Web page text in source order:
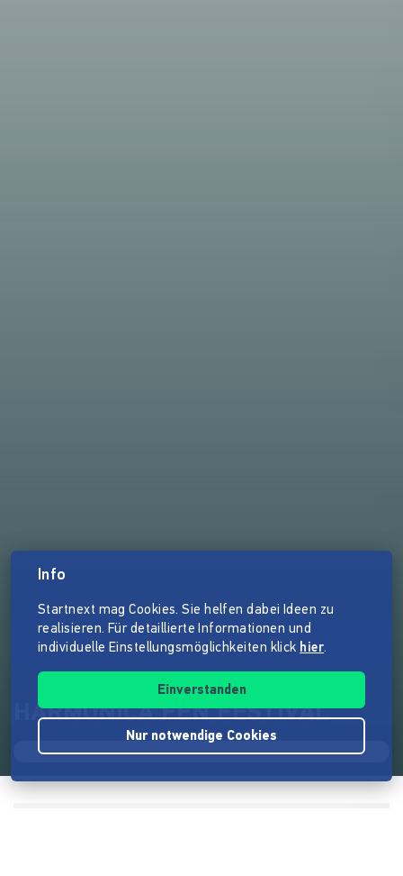
HARMONICA FEN FESTIVAL
Info
Startnext mag Cookies. Sie helfen dabei Ideen zu
realisieren. Für detaillierte Informationen und
individuelle Einstellungsmöglichkeiten klick hier.
Einverstanden
Nur notwendige Cookies